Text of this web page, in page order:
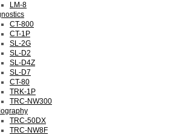
LM-8
CT-800
CT-1P
SL-2G
SL-D2
SL-D4Z
SL-D7
CT-80
TRK-1P
TRC-NW300
TRC-50DX
TRC-NW8F